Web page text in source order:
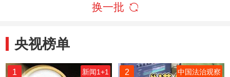
换一批
央视榜单
1 新闻1+1 2 中国法治观察